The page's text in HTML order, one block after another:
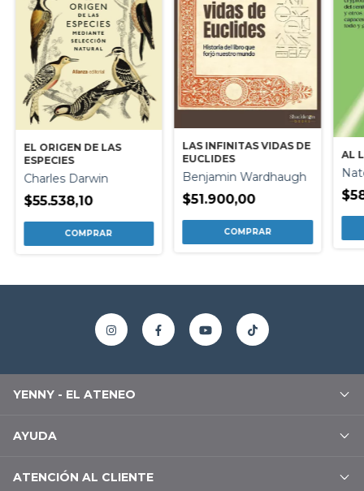
EL ORIGEN DE LAS
ESPECIES
Charles Darwin
$55.538,10
LAS INFINITAS VIDAS DE
EUCLIDES
Benjamin Wardhaugh
$51.900,00
AL
YENNY - EL ATENEO
AYUDA
ATENCIÓN AL CLIENTE